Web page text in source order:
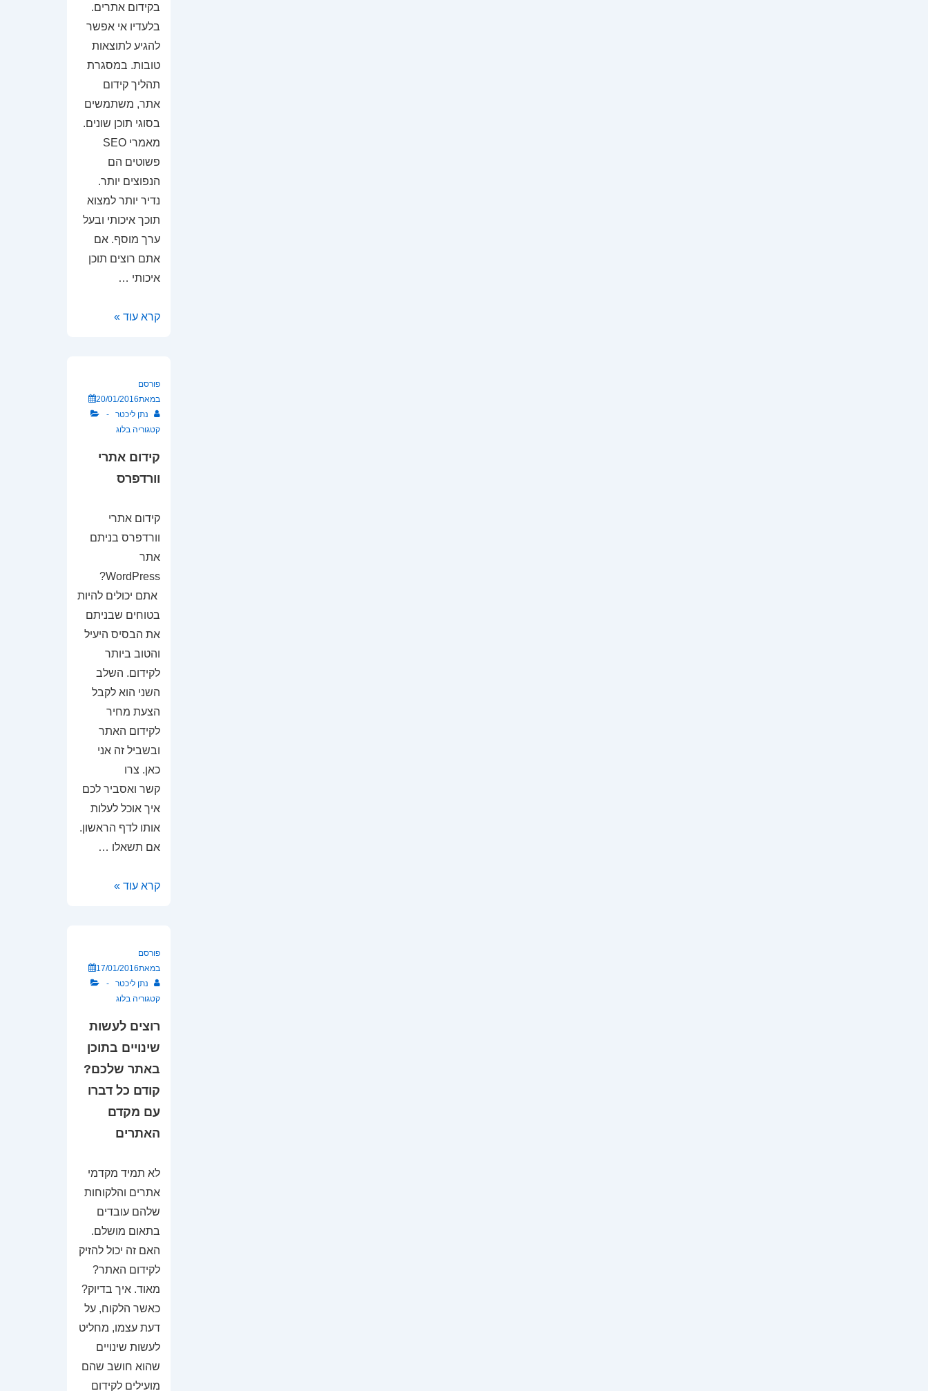
בקידום אתרים.
בלעדיו אי אפשר
להגיע לתוצאות
טובות. במסגרת
תהליך קידום
אתר, משתמשים
בסוגי תוכן שונים.
מאמרי SEO
פשוטים הם
הנפוצים יותר.
נדיר יותר למצוא
תוכך איכותי ובעל
ערך מוסף. אם
אתם רוצים תוכן
איכותי …
כתיבת
קרא עוד »
פורסם
במאת20/01/2016
נתן ליכטר
קטגוריהבלוג
קידום אתרי
וורדפרס
קידום אתרי
וורדפרס בניתם
אתר
WordPress?
אתם יכולים להיות
בטוחים שבניתם
את הבסיס היעיל
והטוב ביותר
לקידום. השלב
השני הוא לקבל
הצעת מחיר
לקידום האתר
ובשביל זה אני
כאן. צרו
קשר ואסביר לכם
איך אוכל לעלות
אותו לדף הראשון.
אם תשאלו …
קידום
קרא עוד »
פורסם
במאת17/01/2016
נתן ליכטר
קטגוריהבלוג
רוצים לעשות
שינויים בתוכן
באתר שלכם?
קודם כל דברו
עם מקדם
האתרים
לא תמיד מקדמי
אתרים והלקוחות
שלהם עובדים
בתאום מושלם.
האם זה יכול להזיק
לקידום האתר?
מאוד. איך בדיוק?
כאשר הלקוח, על
דעת עצמו, מחליט
לעשות שינויים
שהוא חושב שהם
מועילים לקידום